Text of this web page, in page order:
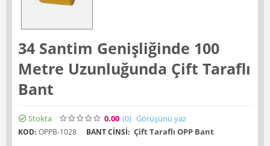
34 Santim Genişliğinde 100
Metre Uzunluğunda Çift Taraflı
Bant
Stokta 0.00 (0) Görüşünü yaz
KOD: OPPB-1028 BANT CINSI: Çift Taraflı OPP Bant